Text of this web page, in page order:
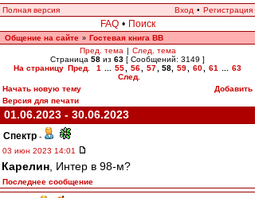
Полная версия Вход • Регистрация
FAQ • Поиск
Общение на сайте » Гостевая книга ВВ
Пред. тема | След. тема
Страница 58 из 63 [ Сообщений: 3149 ]
На страницу Пред. 1 55 56 57 58 59 60 61
63
След.
Начать новую тему
Добавить
Версия для печати
01.06.2023 - 30.06.2023
Спектр -
03 июн 2023 14:01
Карелин , Интер в 98-м?
Последнее сообщение